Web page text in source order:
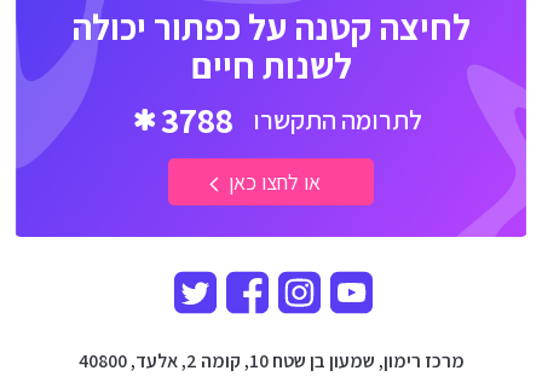
לחיצה קטנה על כפתור יכולה
לשנות חיים
לתרומה התקשרו 3788
או לחצו כאן
מרכז רימון, שמעון בן שטח 10, קומה 2, אלעד, 40800